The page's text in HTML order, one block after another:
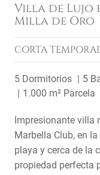
Villa de Lujo
Milla de Oro
CORTA
5 Dormitorios 5
1.000 m² Parcela
Impresionante villa
Marbella Club, en
playa y cerca de la
propiedad perfecta